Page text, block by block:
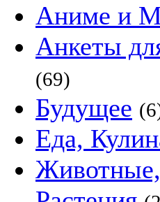
Аниме и
Анкеты
(69)
Будущее
Еда,
Животные,